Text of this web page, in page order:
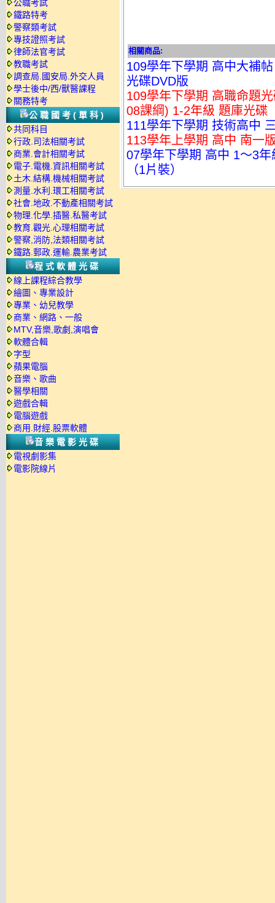
公職考試
鐵路特考
警察類考試
專技證照考試
律師法官考試
教職考試
調查局.國安局.外交人員
學士後中/西/獸醫課程
關務特考
公職國考(單科)
共同科目
行政.司法相關考試
商業.會計相關考試
電子.電機.資訊相關考試
土木.結構.機械相關考試
測量.水利.環工相關考試
社會.地政.不動產相關考試
物理.化學.插醫.私醫考試
教育.觀光.心理相關考試
警察,消防,法類相關考試
鐵路.郵政.運輸.農業考試
程式軟體光碟
線上課程綜合教學
繪圖、專業設計
專業、幼兒教學
商業、網路、一般
MTV,音樂,歌劇,演唱會
軟體合輯
字型
蘋果電腦
音樂、歌曲
醫學相關
遊戲合輯
電腦遊戲
商用.財經.股票軟體
音樂電影光碟
電視劇影集
電影院線片
相關商品:
109學年下學期 高中大補
光碟DVD版
109學年下學期 高職命題
08課綱) 1-2年級 題庫光碟
111學年下學期 技術高中
113學年上學期 高中 南一
07學年下學期 高中 1～3
（1片裝）